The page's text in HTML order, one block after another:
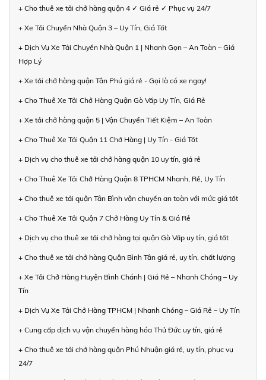
+ Cho thuê xe tải chở hàng quận 4 ✓ Giá rẻ ✓ Phục vụ 24/7
+ Xe Tải Chuyển Nhà Quận 3 – Uy Tín, Giá Tốt
+ Dịch Vụ Xe Tải Chuyển Nhà Quận 1 | Nhanh Gọn – An Toàn – Giá
Hợp Lý
+ Xe tải chở hàng quận Tân Phú giá rẻ - Gọi là có xe ngay!
+ Cho Thuê Xe Tải Chở Hàng Quận Gò Vấp Uy Tín, Giá Rẻ
+ Xe tải chở hàng quận 5 | Vận Chuyển Tiết Kiệm – An Toàn
+ Cho Thuê Xe Tải Quận 11 Chở Hàng | Uy Tín - Giá Tốt
+ Dịch vụ cho thuê xe tải chở hàng quận 10 uy tín, giá rẻ
+ Cho Thuê Xe Tải Chở Hàng Quận 8 TPHCM Nhanh, Rẻ, Uy Tín
+ Cho thuê xe tải quận Tân Bình vận chuyển an toàn với mức giá tốt
+ Cho Thuê Xe Tải Quận 7 Chở Hàng Uy Tín & Giá Rẻ
+ Dịch vụ cho thuê xe tải chở hàng tại quận Gò Vấp uy tín, giá tốt
+ Cho thuê xe tải chở hàng Quận Bình Tân giá rẻ, uy tín, chất lượng
+ Xe Tải Chở Hàng Huyện Bình Chánh | Giá Rẻ – Nhanh Chóng – Uy
Tín
+ Dịch Vụ Xe Tải Chở Hàng TPHCM | Nhanh Chóng – Giá Rẻ – Uy Tín
+ Cung cấp dịch vụ vận chuyển hàng hóa Thủ Đức uy tín, giá rẻ
+ Cho thuê xe tải chở hàng quận Phú Nhuận giá rẻ, uy tín, phục vụ
24/7